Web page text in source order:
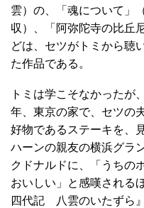
雲）の、「魂について」
収）、「阿弥陀寺の比丘
どは、セツがトミから聴
た作品である。
トミは学こそなかったが
年、東京の家で、セツの
好物であるステーキを、
ハーンの親友の横浜グラ
クドナルドに、「うちの
おいしい」と感嘆される
四代記 八雲のいたずら』